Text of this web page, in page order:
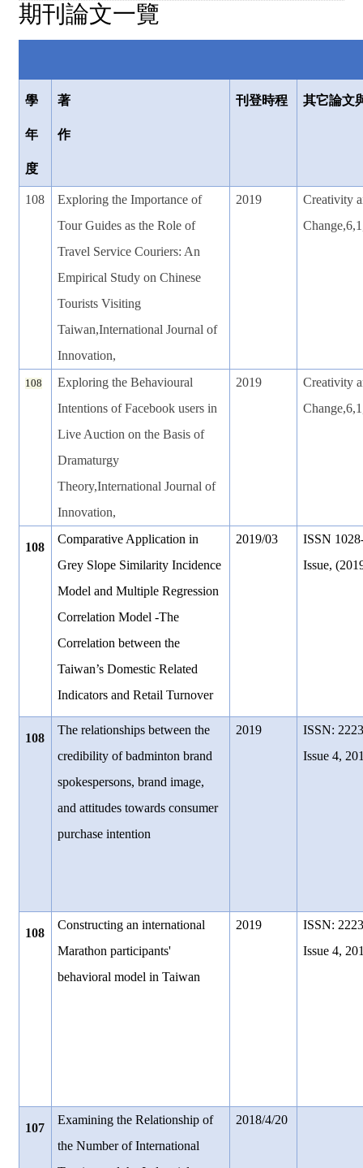
期刊論文一覽
學
年
度
著
作
刊登時程 其它論文
108
Exploring the Importance of
Tour Guides as the Role of
Travel Service Couriers: An
Empirical Study on Chinese
Tourists Visiting
Taiwan,International Journal of
Innovation,
2019
Creativity
108
Exploring the Behavioural
Intentions of Facebook users in
Live Auction on the Basis of
Dramaturgy
Theory,International Journal of
Innovation,
2019
Creativity
108
Comparative Application in
Grey Slope Similarity Incidence
Model and Multiple Regression
Correlation Model -The
Correlation between the
Taiwan’s Domestic Related
Indicators and Retail Turnover
2019/03
ISSN
Issue,
108
The relationships between the
credibility of badminton brand
spokespersons, brand image,
and attitudes towards consumer
purchase intention
2019
ISSN:
Issue 4,
108
Constructing an international
Marathon participants'
behavioral model in Taiwan
2019
ISSN:
Issue 4,
107
Examining the Relationship of
the Number of International
2018/4/20